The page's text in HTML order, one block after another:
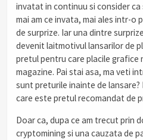
invatat in continuu si consider
mai am ce invata, mai ales intr-o
de surprize. Iar una dintre
devenit laitmotivul lansarilor de
pretul pentru care placile
magazine. Pai stai asa, ma veti
sunt preturile inainte de
care este pretul recomandat de
Doar ca, dupa ce am trecut prin
cryptomining si una cauzata de